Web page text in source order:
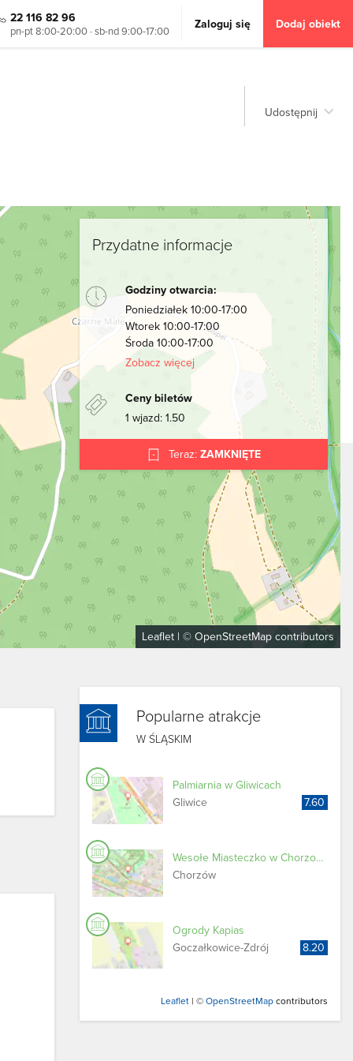
22 116 82 96
pn-pt 8:00-20:00 · sb-nd 9:00-17:00 Zaloguj się Dodaj obiekt
Udostępnij
Leaflet | © OpenStreetMap contributors
Przydatne informacje
Godziny otwarcia:
Poniedziałek 10:00-17:00
Wtorek 10:00-17:00
Środa 10:00-17:00
Zobacz więcej
Ceny biletów
1 wjazd: 1.50
Teraz: ZAMKNIĘTE
Popularne atrakcje
W ŚLĄSKIM
Palmiarnia w Gliwicach
Gliwice
7.60
Wesołe Miasteczko w Chorzowie - Legendia
Chorzów
Ogrody Kapias
Goczałkowice-​Zdrój
8.20
Leaflet| ©OpenStreetMapcontributors